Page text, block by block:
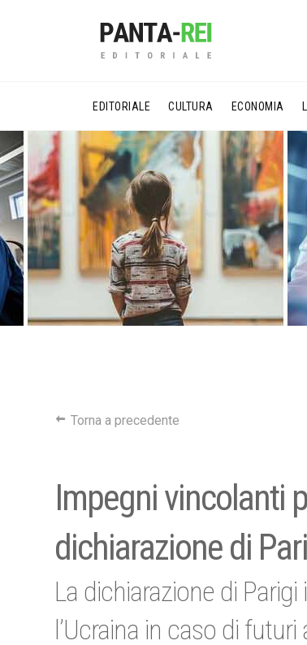
EDITORIALE CULTURA ECONOMIA
Torna a precedente
Impegni vincolanti
dichiarazione di
La dichiarazione di
l’Ucraina in caso di